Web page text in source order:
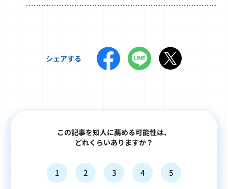
シェアする
この記事を知人に薦める可能性は、
どれくらいありますか？
1 2 3 4 5